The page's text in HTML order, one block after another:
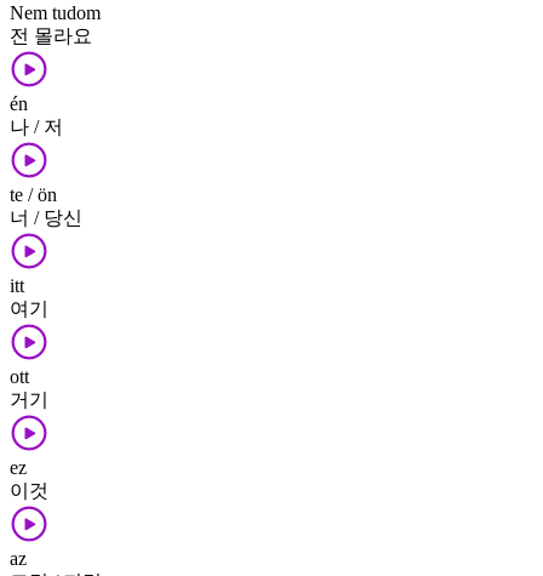
Nem tudom
전 몰라요
én
나 / 저
te / ön
너 / 당신
itt
여기
ott
거기
ez
이것
az